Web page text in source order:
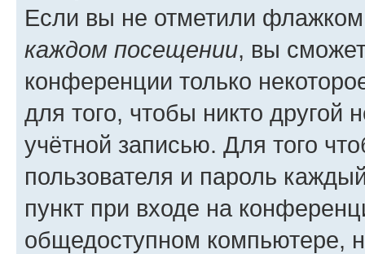
Если вы не отметили
каждом посещении, вы
конференции только
для того, чтобы никто другой
учётной записью. Для того
пользователя и пароль
пункт при входе на
общедоступном компьютере,